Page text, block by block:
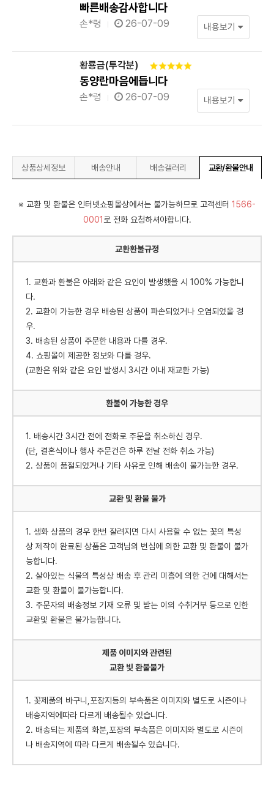
빠른배송감사합니다
손*령 26-07-09 내용보기
황룡금(투각분)
동양란마음에듭니다
손*령 26-07-09 내용보기
상품상세정보 배송안내 배송갤러리 교환/환불안내
※ 교환 및 환불은 인터넷쇼핑몰상에서는 불가능하므로 고객센터 1566-
0001 로 전화 요청하셔야합니다.
교환환불규정
1. 교환과 환불은 아래와 같은 요인이 발생했을 시 100% 가능합니
다.
2. 교환이 가능한 경우 배송된 상품이 파손되었거나 오염되었을 경
우.
3. 배송된 상품이 주문한 내용과 다를 경우.
4. 쇼핑몰이 제공한 정보와 다를 경우.
(교환은 위와 같은 요인 발생시 3시간 이내 재교환 가능)
환불이 가능한 경우
1. 배송시간 3시간 전에 전화로 주문을 취소하신 경우.
(단, 결혼식이나 행사 주문건은 하루 전날 전화 취소 가능)
2. 상품이 품절되었거나 기타 사유로 인해 배송이 불가능한 경우.
교환 및 환불 불가
1. 생화 상품의 경우 한번 잘려지면 다시 사용할 수 없는 꽃의 특성
상 제작이 완료된 상품은 고객님의 변심에 의한 교환 및 환불이 불가
능합니다.
2. 살아있는 식물의 특성상 배송 후 관리 미흡에 의한 건에 대해서는
교환 및 환불이 불가능합니다.
3. 주문자의 배송정보 기재 오류 및 받는 이의 수취거부 등으로 인한
교환및 환불은 불가능합니다.
제품 이미지와 관련된
교환 빛 환불불가
1. 꽃제품의 바구니,포장지등의 부속품은 이미지와 별도로 시즌이나
배송지역에따라 다르게 배송될수 있습니다.
2. 배송되는 제품의 화분,포장의 부속품은 이미지와 별도로 시즌이
나 배송지역에 따라 다르게 배송될수 있습니다.